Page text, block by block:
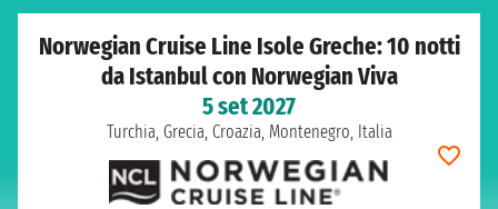
Norwegian Cruise Line Isole Greche: 10 notti
da Istanbul con Norwegian Viva
5 set 2027
Turchia, Grecia, Croazia, Montenegro, Italia